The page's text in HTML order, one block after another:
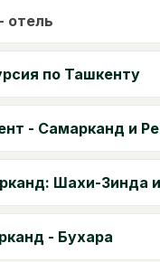
отель
по Ташкенту
- Самарканд и
Шахи-Зинда
- Бухара